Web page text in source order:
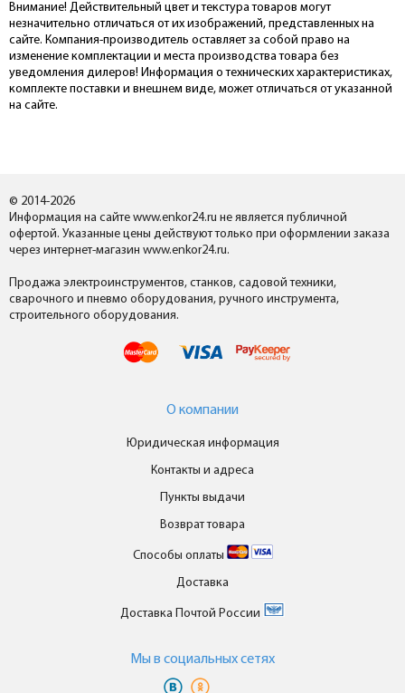
Внимание! Действительный цвет и текстура товаров могут
незначительно отличаться от их изображений, представленных на
сайте. Компания-производитель оставляет за собой право на
изменение комплектации и места производства товара без
уведомления дилеров! Информация о технических характеристиках,
комплекте поставки и внешнем виде, может отличаться от указанной
на сайте.
© 2014-2026
Информация на сайте www.enkor24.ru не является публичной
офертой. Указанные цены действуют только при оформлении заказа
через интернет-магазин www.enkor24.ru.
Продажа электроинструментов, станков, садовой техники,
сварочного и пневмо оборудования, ручного инструмента,
строительного оборудования.
О компании
Юридическая информация
Контакты и адреса
Пункты выдачи
Возврат товара
Способы оплаты
Доставка
Доставка Почтой России
Мы в cоциальных сетях